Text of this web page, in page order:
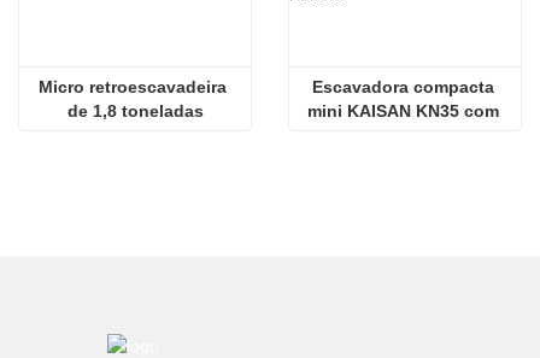
Micro retroescavadeira
de 1,8 toneladas
Escavadora compacta
mini KAISAN KN35 com